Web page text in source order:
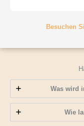
Besuchen
Was wird
Wie